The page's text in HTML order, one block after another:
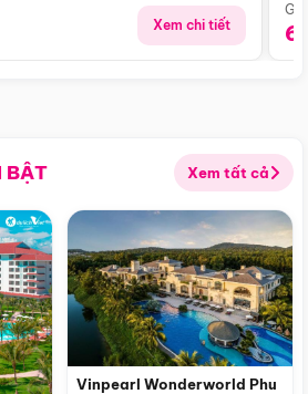
Xem chi tiết
BẬT Xem tất cả
Vinpearl Wonderworld Phu